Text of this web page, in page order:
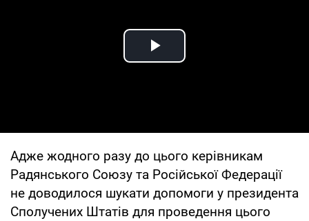
Play Video
Адже жодного разу до цього керівникам
Радянського Союзу та Російської Федерації
не доводилося шукати допомоги у президента
Сполучених Штатів для проведення цього